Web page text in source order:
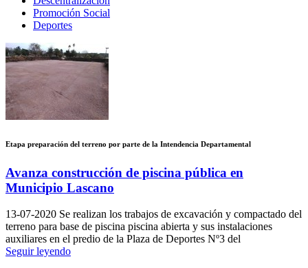
Promoción Social
Deportes
Etapa preparación del terreno por parte de la Intendencia Departamental
Avanza construcción de piscina pública en
Municipio Lascano
13-07-2020 Se realizan los trabajos de excavación y compactado del
terreno para base de piscina piscina abierta y sus instalaciones
auxiliares en el predio de la Plaza de Deportes Nº3 del
Seguir leyendo